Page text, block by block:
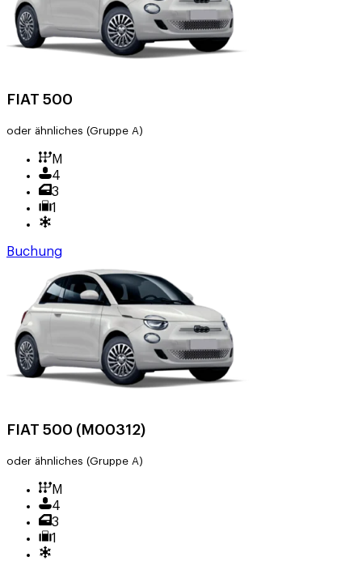
FIAT 500
oder ähnliches (Gruppe A)
M
4
3
1
Buchung
FIAT 500 (M00312)
oder ähnliches (Gruppe A)
M
4
3
1